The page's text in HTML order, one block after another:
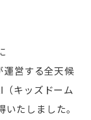
運営する全天候
キッズドーム
たしました。